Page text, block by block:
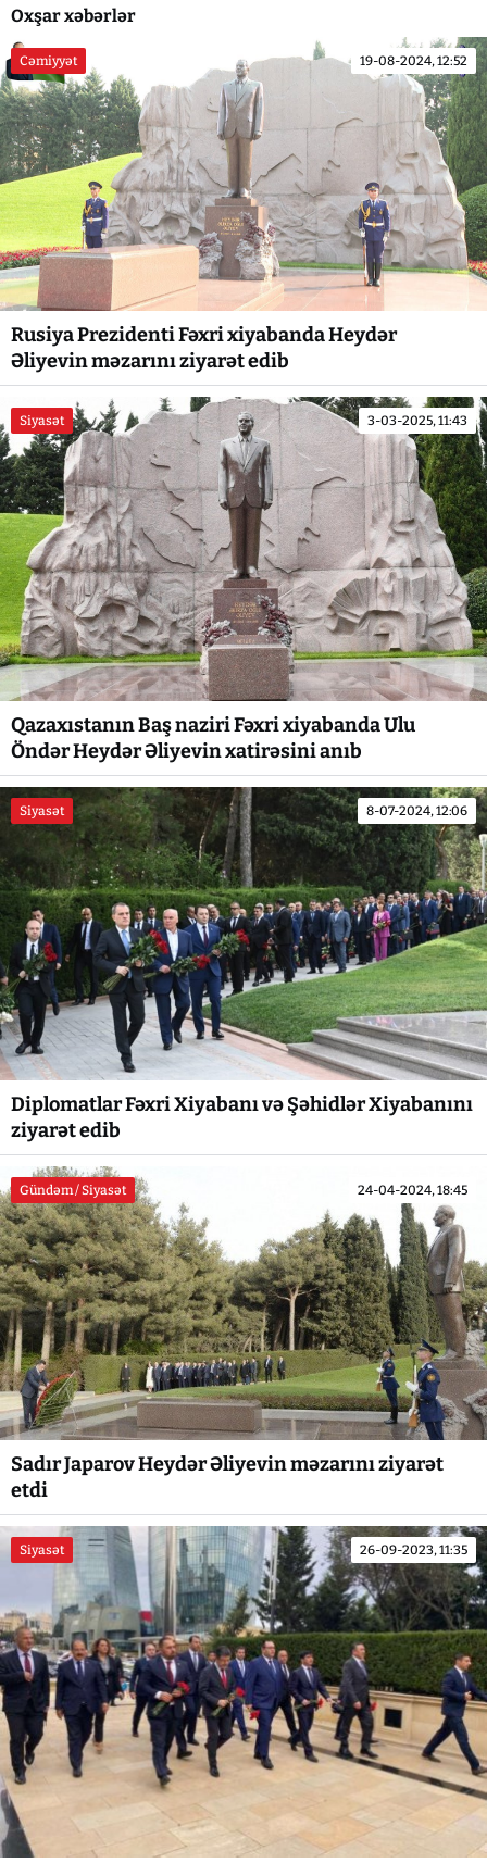
Oxşar xəbərlər
Cəmiyyət 19-08-2024, 12:52
Rusiya Prezidenti Fəxri xiyabanda Heydər
Əliyevin məzarını ziyarət edib
Siyasət 3-03-2025, 11:43
Qazaxıstanın Baş naziri Fəxri xiyabanda Ulu
Öndər Heydər Əliyevin xatirəsini anıb
Siyasət 8-07-2024, 12:06
Diplomatlar Fəxri Xiyabanı və Şəhidlər Xiyabanını
ziyarət edib
Gündəm / Siyasət 24-04-2024, 18:45
Sadır Japarov Heydər Əliyevin məzarını ziyarət
etdi
Siyasət 26-09-2023, 11:35